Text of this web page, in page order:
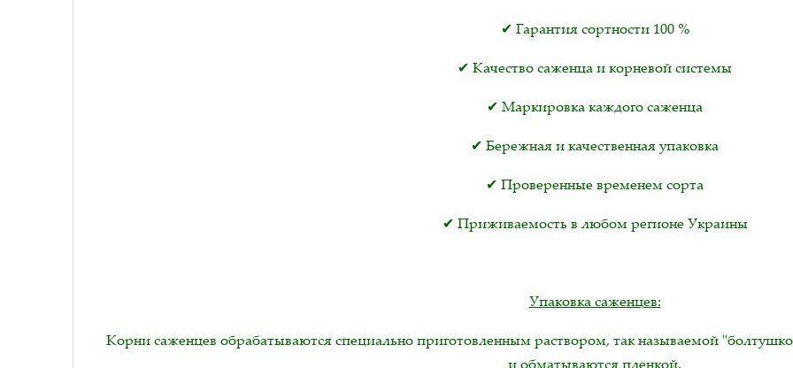
✔ Гарантия сортности 100 %
✔ Качество саженца и корневой системы
✔ Маркировка каждого саженца
✔ Бережная и качественная упаковка
✔ Проверенные временем сорта
✔ Приживаемость в любом регионе Украины
Упаковка саженцев:
Корни саженцев обрабатываются специально приготовленным раствором, так называемой
и обматываются пленкой.